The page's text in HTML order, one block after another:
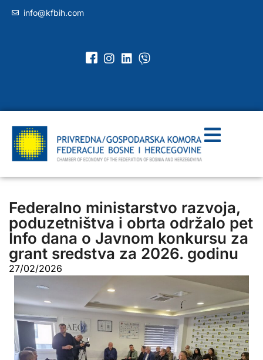
info@kfbih.com
Federalno ministarstvo razvoja,
poduzetništva i obrta održalo pet
Info dana o Javnom konkursu za
grant sredstva za 2026. godinu
27/02/2026